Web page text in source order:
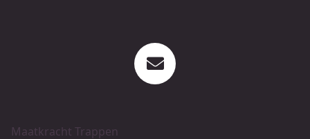
Maatkracht Trappen